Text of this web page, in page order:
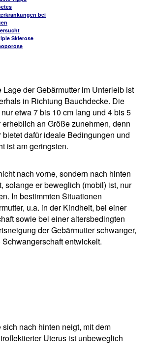
bei
Sklerose
der Gebärmutter im Unterleib ist
in Richtung Bauchdecke. Die
etwa 7 bis 10 cm lang und 4 bis 5
an Größe zunehmen, denn
dafür ideale Bedingungen und
ist am geringsten.
nach vorne, sondern nach hinten
solange er beweglich (mobil) ist, nur
In bestimmten Situationen
u.a. in der Kindheit, bei einer
sowie bei einer altersbedingten
der Gebärmutter schwanger,
entwickelt.
nach hinten neigt, mit dem
Uterus ist unbeweglich